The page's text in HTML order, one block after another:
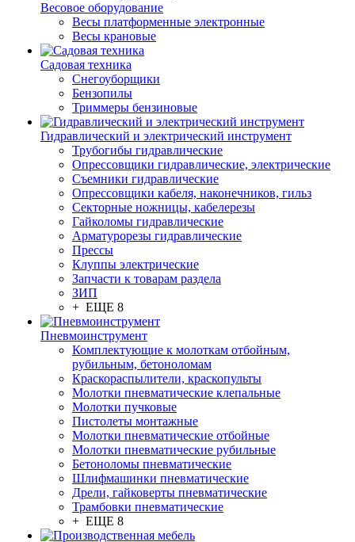
Весовое оборудование
Весы платформенные электронные
Весы крановые
Садовая техника
Снегоуборщики
Бензопилы
Триммеры бензиновые
Гидравлический и электрический инструмент
Трубогибы гидравлические
Опрессовщики гидравлические, электрические
Съемники гидравлические
Опрессовщики кабеля, наконечников, гильз
Секторные ножницы, кабелерезы
Гайколомы гидравлические
Арматурорезы гидравлические
Прессы
Клуппы электрические
Запчасти к товарам раздела
ЗИП
+ ЕЩЕ 8
Пневмоинструмент
Комплектующие к молоткам отбойным,
рубильным, бетоноломам
Краскораспылители, краскопульты
Молотки пневматические клепальные
Молотки пучковые
Пистолеты монтажные
Молотки пневматические отбойные
Молотки пневматические рубильные
Бетоноломы пневматические
Шлифмашинки пневматические
Дрели, гайковерты пневматические
Трамбовки пневматические
+ ЕЩЕ 8